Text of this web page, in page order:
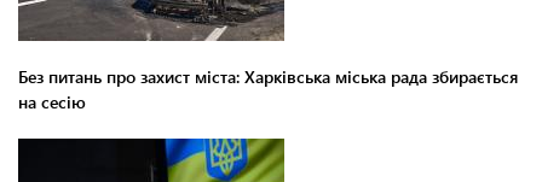
Без питань про захист міста: Харківська міська рада збирається
на сесію